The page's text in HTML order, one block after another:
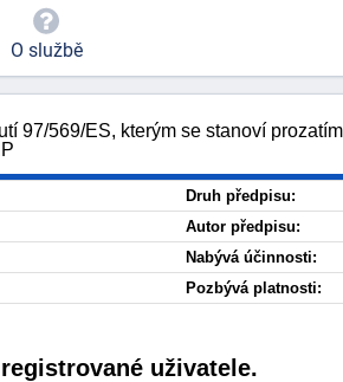
97/569/ES, kterým se stanoví
Druh předpisu:
Autor předpisu:
Nabývá účinnosti:
Pozbývá platnosti:
uživatele.
O službě